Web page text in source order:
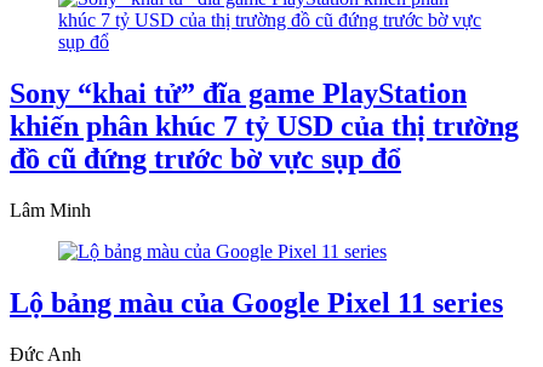
Sony “khai tử” đĩa game PlayStation
khiến phân khúc 7 tỷ USD của thị trường
đồ cũ đứng trước bờ vực sụp đổ
Lâm Minh
Lộ bảng màu của Google Pixel 11 series
Đức Anh